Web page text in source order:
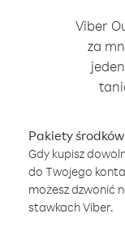
Viber
za
Pakiety środków
Gdy kupisz
do Twojego
możesz dzwonić
stawkach Viber.